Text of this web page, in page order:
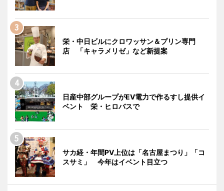
栄・中日ビルにクロワッサン＆プリン専門
店 「キャラメリゼ」など新提案
日産中部グループがEV電力で作るすし提供イ
ベント 栄・ヒロバスで
サカ経・年間PV上位は「名古屋まつり」「コ
スサミ」 今年はイベント目立つ